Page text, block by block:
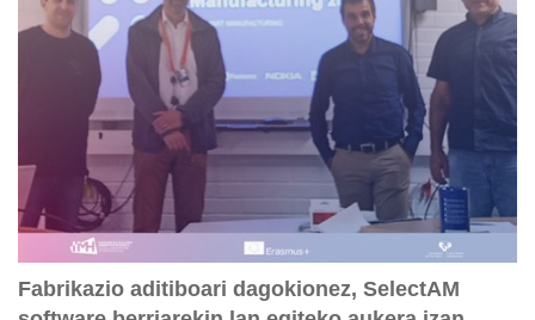
Fabrikazio aditiboari dagokionez, SelectAM